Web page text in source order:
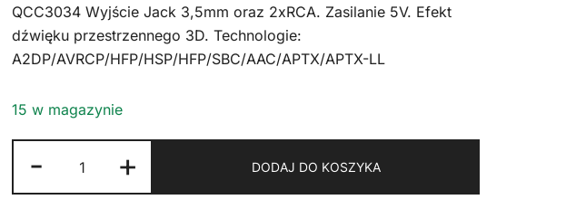
QCC3034 Wyjście Jack 3,5mm oraz 2xRCA. Zasilanie 5V. Efekt
dźwięku przestrzennego 3D. Technologie:
A2DP/AVRCP/HFP/HSP/HFP/SBC/AAC/APTX/APTX-LL
15 w magazynie
-
B06HD
Odbiornik
+ DODAJ DO KOSZYKA